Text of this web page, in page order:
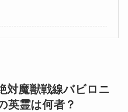
対魔獣戦線バビロニ
英霊は何者？